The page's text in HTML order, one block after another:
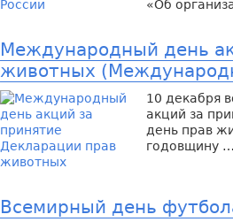
«Об
Международный день
животных
10 декабря
акций за
день прав
годовщину …
Всемирный день